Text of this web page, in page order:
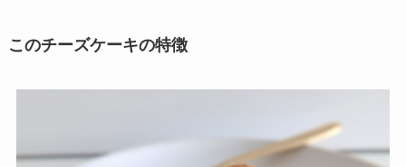
このチーズケーキの特徴